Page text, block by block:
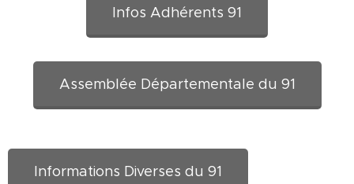
Infos Adhérents 91
Assemblée Départementale du 91
Informations Diverses du 91